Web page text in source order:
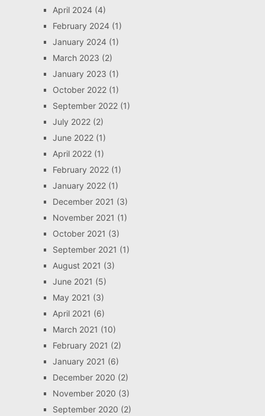
April 2024(4)
February 2024(1)
January 2024(1)
March 2023 (2)
January 2023 (1)
October 2022(1)
September 2022(1)
July 2022(2)
June 2022(1)
April 2022(1)
February 2022(1)
January 2022(1)
December 2021 (3)
November 2021 (1)
October 2021 (3)
September 2021 (1)
August 2021 (3)
June 2021 (5)
May 2021 (3)
April 2021 (6)
March 2021 (10)
February 2021 (2)
January 2021 (6)
December 2020 (2)
November 2020 (3)
September 2020 (2)